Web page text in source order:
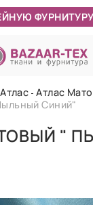
Атлас Атлас
Синий"
"